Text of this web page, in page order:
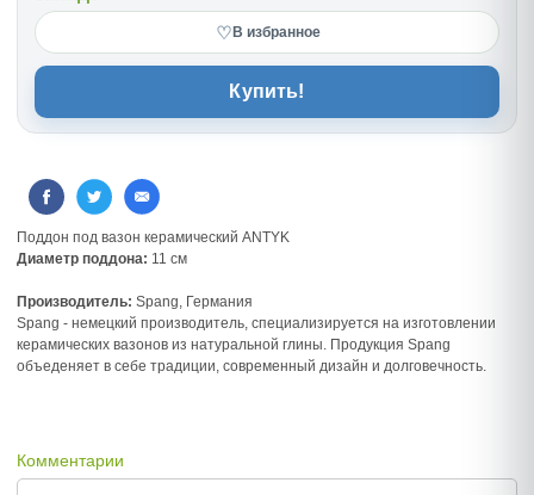
♡ В избранное
Купить!
Поддон под вазон керамический ANTYK
Диаметр поддона: 11 см
Производитель: Spang, Германия
Spang - немецкий производитель, специализируется на изготовлении
керамических вазонов из натуральной глины. Продукция Spang
объеденяет в себе традиции, современный дизайн и долговечность.
Комментарии